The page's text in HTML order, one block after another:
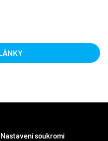
Nastavení soukromí